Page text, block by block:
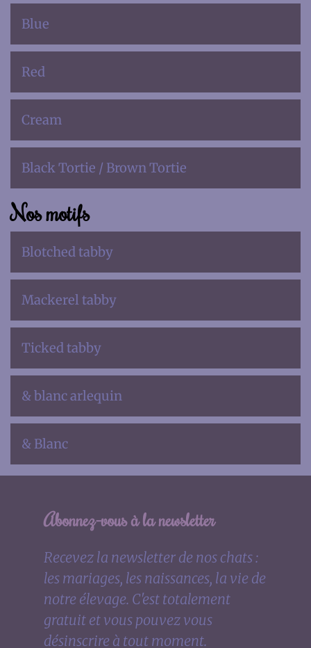
Blue
Red
Cream
Black Tortie / Brown Tortie
Nos motifs
Blotched tabby
Mackerel tabby
Ticked tabby
& blanc arlequin
& Blanc
Abonnez-vous à la newsletter
Recevez la newsletter de nos chats :
les mariages, les naissances, la vie de
notre élevage. C'est totalement
gratuit et vous pouvez vous
désinscrire à tout moment.